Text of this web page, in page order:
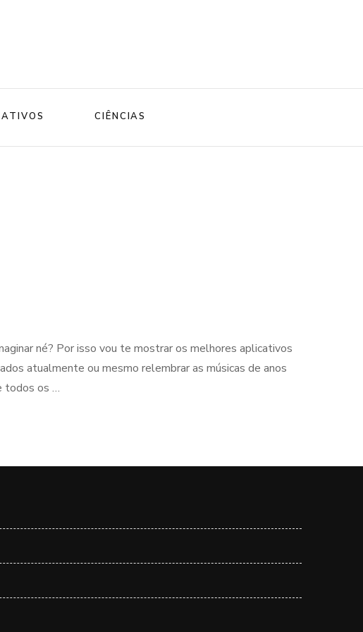
CIÊNCIAS
né? Por isso vou te mostrar os melhores aplicativos
atualmente ou mesmo relembrar as músicas de anos
todos os …